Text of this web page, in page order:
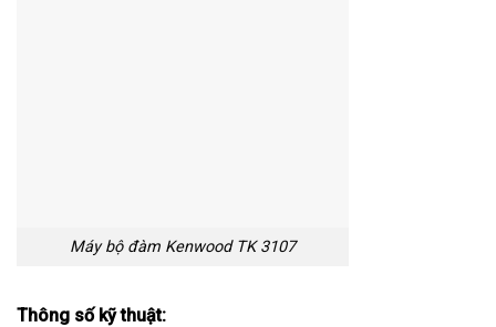
Máy bộ đàm Kenwood TK 3107
Thông số kỹ thuật: